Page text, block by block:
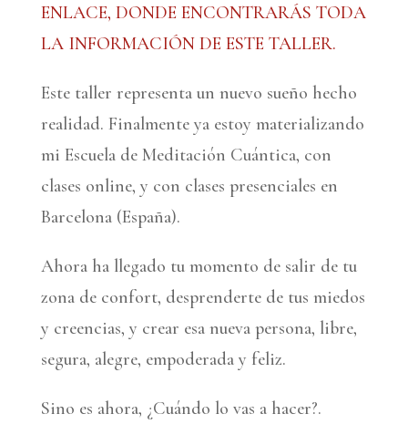
ENLACE, DONDE ENCONTRARÁS TODA
LA INFORMACIÓN DE ESTE TALLER.
Este taller representa un nuevo sueño hecho
realidad. Finalmente ya estoy materializando
mi Escuela de Meditación Cuántica, con
clases online, y con clases presenciales en
Barcelona (España).
Ahora ha llegado tu momento de salir de tu
zona de confort, desprenderte de tus miedos
y creencias, y crear esa nueva persona, libre,
segura, alegre, empoderada y feliz.
Sino es ahora, ¿Cuándo lo vas a hacer?.